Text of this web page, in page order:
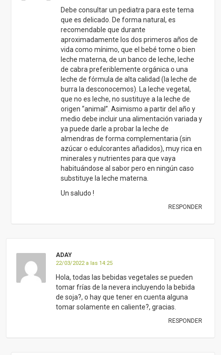
Debe consultar un pediatra para este tema
que es delicado. De forma natural, es
recomendable que durante
aproximadamente los dos primeros años de
vida como mínimo, que el bebé tome o bien
leche materna, de un banco de leche, leche
de cabra preferiblemente orgánica o una
leche de fórmula de alta calidad (la leche de
burra la desconocemos). La leche vegetal,
que no es leche, no sustituye a la leche de
origen “animal”. Asimismo a partir del año y
medio debe incluir una alimentación variada y
ya puede darle a probar la leche de
almendras de forma complementaria (sin
azúcar o edulcorantes añadidos), muy rica en
minerales y nutrientes para que vaya
habituándose al sabor pero en ningún caso
substituye la leche materna.
Un saludo !
RESPONDER
ADAY
22/03/2022 a las 14:25
Hola, todas las bebidas vegetales se pueden
tomar frías de la nevera incluyendo la bebida
de soja?, o hay que tener en cuenta alguna
tomar solamente en caliente?, gracias.
RESPONDER